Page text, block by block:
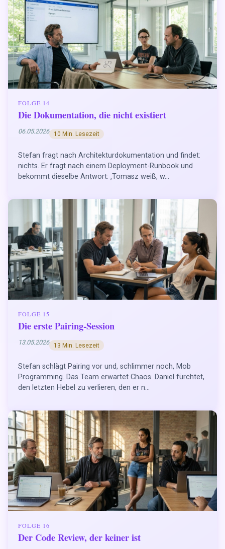
FOLGE 14
Die Dokumentation, die nicht existiert
06.05.2026 10 Min. Lesezeit
Stefan fragt nach Architekturdokumentation und findet:
nichts. Er fragt nach einem Deployment-Runbook und
bekommt dieselbe Antwort: ‚Tomasz weiß, w...
FOLGE 15
Die erste Pairing-Session
13.05.2026 13 Min. Lesezeit
Stefan schlägt Pairing vor und, schlimmer noch, Mob
Programming. Das Team erwartet Chaos. Daniel fürchtet,
den letzten Hebel zu verlieren, den er n...
FOLGE 16
Der Code Review, der keiner ist